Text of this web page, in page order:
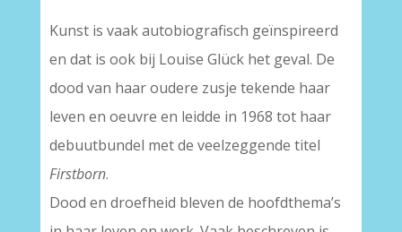
Kunst is vaak autobiografisch geïnspireerd
en dat is ook bij Louise Glück het geval. De
dood van haar oudere zusje tekende haar
leven en oeuvre en leidde in 1968 tot haar
debuutbundel met de veelzeggende titel
Firstborn.
Dood en droefheid bleven de hoofdthema’s